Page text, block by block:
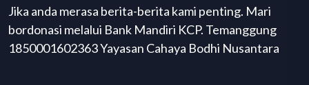
Jika anda merasa berita-berita kami penting. Mari
bordonasi melalui Bank Mandiri KCP. Temanggung
1850001602363 Yayasan Cahaya Bodhi Nusantara